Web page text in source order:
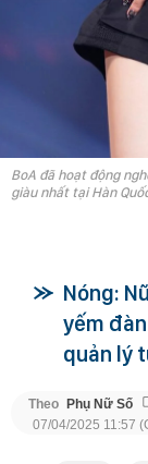
BoA đã hoạt động
giàu nhất tại Hàn
Nóng:
yếm
quản lý
Theo Phụ Nữ Số
07/04/2025 11:57